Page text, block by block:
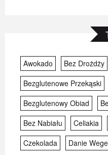
Awokado Bez Drożdży
Bezglutenowe Przekąski
Bezglutenowy Obiad
Bez Nabiału
Celiakia
Czekolada
Danie